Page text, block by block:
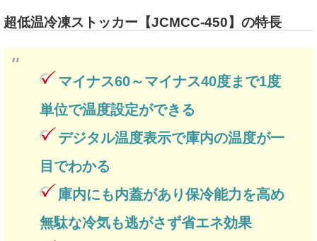
超低温冷凍ストッカー【JCMCC-450】の特長
マイナス60～マイナス40度まで1度
単位で温度設定ができる
デジタル温度表示で庫内の温度が一
目でわかる
庫内にも内蓋があり保冷能力を高め
無駄な冷気も逃がさず省エネ効果